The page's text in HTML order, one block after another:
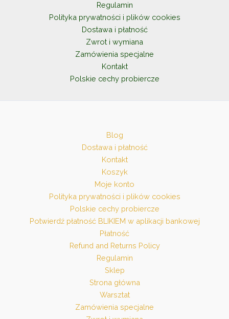
Regulamin
Polityka prywatności i plików cookies
Dostawa i płatność
Zwrot i wymiana
Zamówienia specjalne
Kontakt
Polskie cechy probiercze
Blog
Dostawa i płatność
Kontakt
Koszyk
Moje konto
Polityka prywatności i plików cookies
Polskie cechy probiercze
Potwierdź płatność BLIKIEM w aplikacji bankowej
Płatność
Refund and Returns Policy
Regulamin
Sklep
Strona główna
Warsztat
Zamówienia specjalne